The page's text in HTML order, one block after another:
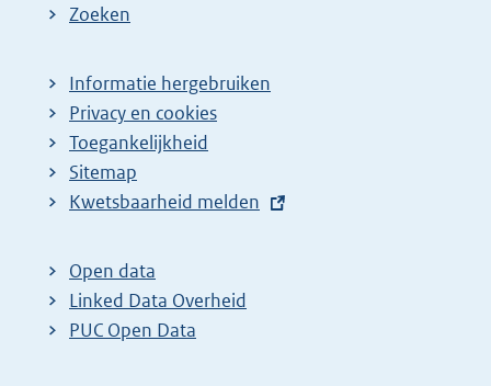
Zoeken
Informatie hergebruiken
Privacy en cookies
Toegankelijkheid
Sitemap
E
t
e
r
Kwetsbaarheid melden
Open data
Linked Data Overheid
PUC Open Data